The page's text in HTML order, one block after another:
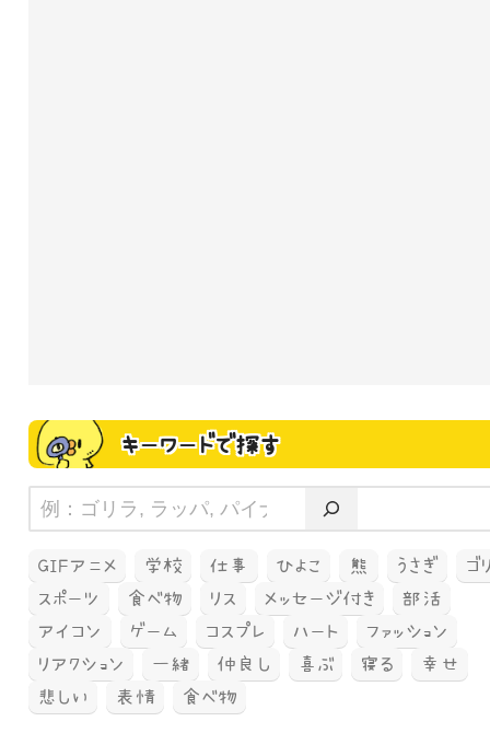
キーワードで探す
GIFアニメ 学校 仕事 ひよこ 熊 うさぎ
ゴ
スポーツ
食べ物 リス メッセージ付き
部活
アイコン
ゲーム コスプレ ハート
ファッション
リアクション
一緒 仲良し 喜ぶ 寝る
幸せ
悲しい
表情 食べ物